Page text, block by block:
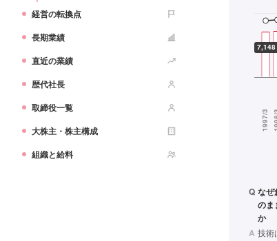
経営の転換点
長期業績
直近の業績
歴代社長
取締役一覧
大株主・株主構成
組織と給料
Q なぜ
のま
か
A 技術